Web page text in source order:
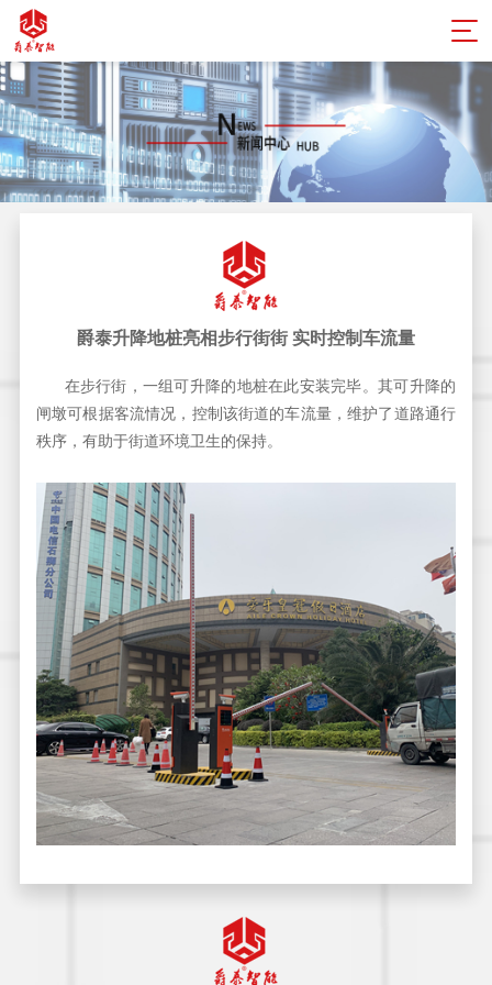
爵泰升降地桩亮相步行街街 实时控制车流量
在步行街，一组可升降的地桩在此安装完毕。其可升降的
闸墩可根据客流情况，控制该街道的车流量，维护了道路通行
秩序，有助于街道环境卫生的保持。